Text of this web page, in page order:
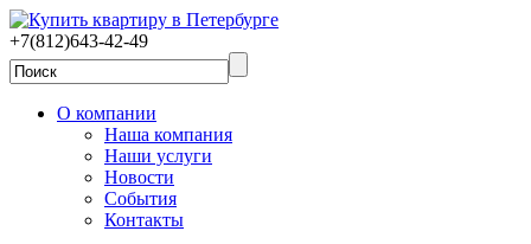
+7(812)643-42-49
О компании
Наша компания
Наши услуги
Новости
События
Контакты